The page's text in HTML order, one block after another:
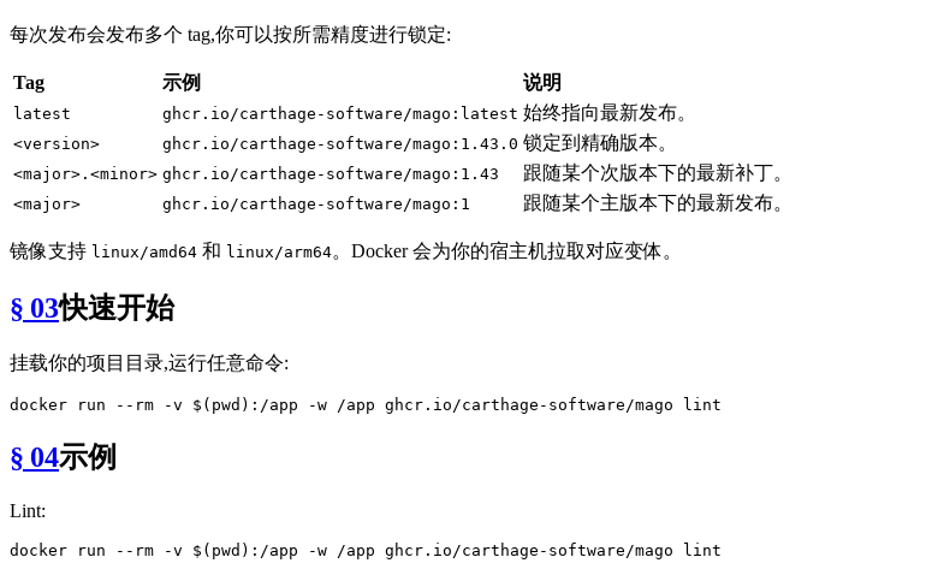
每次发布会发布多个 tag,你可以按所需精度进行锁定:
Tag 示例 说明
latest ghcr.io/carthage-software/mago:latest 始终指向最新发布。
<version> ghcr.io/carthage-software/mago:1.43.0 锁定到精确版本。
<major>.<minor> ghcr.io/carthage-software/mago:1.43 跟随某个次版本下的最新补丁。
<major> ghcr.io/carthage-software/mago:1 跟随某个主版本下的最新发布。
镜像支持 linux/amd64 和 linux/arm64。Docker 会为你的宿主机拉取对应变体。
§ 03快速开始
挂载你的项目目录,运行任意命令:
docker run -- rm -v $( pwd
§ 04示例
Lint:
docker run -- rm -v $( pwd